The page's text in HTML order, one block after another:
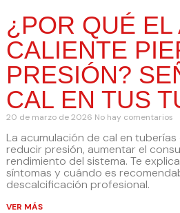
¿POR QUÉ EL
CALIENTE
PRESIÓN?
CAL EN TUS
20 de marzo de 2026 No hay comentarios
La acumulación de cal en
reducir presión, aumentar el
rendimiento del sistema. Te
síntomas y cuándo es
descalcificación profesional.
VER MÁS